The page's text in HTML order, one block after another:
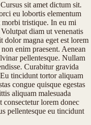
sit amet dictum sit.
eu lobortis elementum
tristique. In eu mi
diam ut venenatis
dolor magna eget est lorem
enim praesent. Aenean
pellentesque. Nullam
Curabitur gravida
tincidunt tortor aliquam
congue quisque egestas
aliquam malesuada
lorem donec
pellentesque eu tincidunt